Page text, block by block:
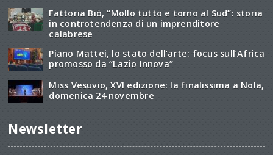
Fattoria Biò, “Mollo tutto e torno al Sud”: storia
in controtendenza di un imprenditore
calabrese
Piano Mattei, lo stato dell’arte: focus sull’Africa
promosso da “Lazio Innova”
Miss Vesuvio, XVI edizione: la finalissima a Nola,
domenica 24 novembre
Newsletter